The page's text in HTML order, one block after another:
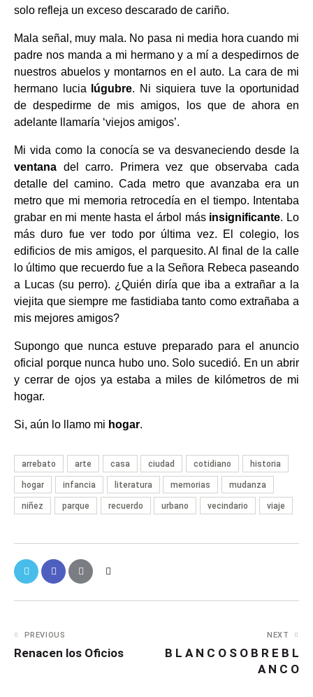
solo refleja un exceso descarado de cariño.
Mala señal, muy mala. No pasa ni media hora cuando mi
padre nos manda a mi hermano y a mí a despedirnos de
nuestros abuelos y montarnos en el auto. La cara de mi
hermano lucia
lúgubre. Ni siquiera tuve la oportunidad
de despedirme de mis amigos, los que de ahora en
adelante llamaría ‘viejos amigos’.
Mi vida como la conocía se va desvaneciendo desde la
ventana del carro. Primera vez que observaba cada
detalle del camino. Cada metro que avanzaba era un
metro que mi memoria retrocedía en el tiempo. Intentaba
grabar en mi mente hasta el árbol más insignificante. Lo
más duro fue ver todo por última vez. El colegio, los
edificios de mis amigos, el parquesito. Al final de la calle
lo último que recuerdo fue a la Señora Rebeca paseando
a Lucas (su perro). ¿Quién diría que iba a extrañar a la
viejita que siempre me fastidiaba tanto como extrañaba a
mis mejores amigos?
Supongo que nunca estuve preparado para el anuncio
oficial porque nunca hubo uno. Solo sucedió. En un abrir
y cerrar de ojos ya estaba a miles de kilómetros de mi
hogar.
Si, aún lo llamo mi hogar.
arrebato arte casa ciudad cotidiano historia
hogar infancia literatura memorias mudanza
niñez parque recuerdo urbano vecindario viaje
PREVIOUS
Renacen los Oficios
NEXT
B L A N C O S O B R E B L
A N C O